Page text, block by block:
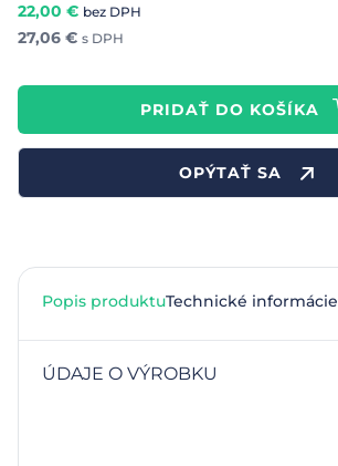
22,00 € bez DPH
27,06 € s DPH
PRIDAŤ DO KOŠÍKA
OPÝTAŤ SA
Popis produktuTechnické informácie
ÚDAJE O VÝROBKU